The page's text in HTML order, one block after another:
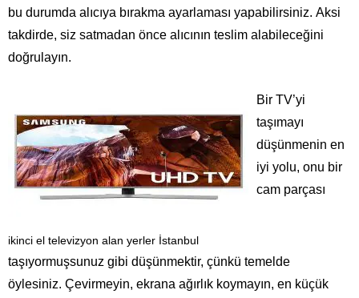
bu durumda alıcıya bırakma ayarlaması yapabilirsiniz. Aksi
takdirde, siz satmadan önce alıcının teslim alabileceğini
doğrulayın.
ikinci el televizyon alan yerler İstanbul
Bir TV’yi
taşımayı
düşünmenin en
iyi yolu, onu bir
cam parçası
taşıyormuşsunuz gibi düşünmektir, çünkü temelde
öylesiniz. Çevirmeyin, ekrana ağırlık koymayın, en küçük
Müşteri Hizmetleri